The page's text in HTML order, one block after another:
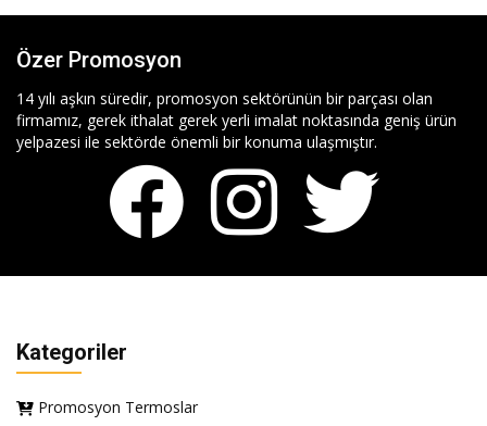
Özer Promosyon
14 yılı aşkın süredir, promosyon sektörünün bir parçası olan
firmamız, gerek ithalat gerek yerli imalat noktasında geniş ürün
yelpazesi ile sektörde önemli bir konuma ulaşmıştır.
Kategoriler
Promosyon Termoslar